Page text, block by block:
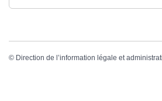
© Direction de l’information légale et